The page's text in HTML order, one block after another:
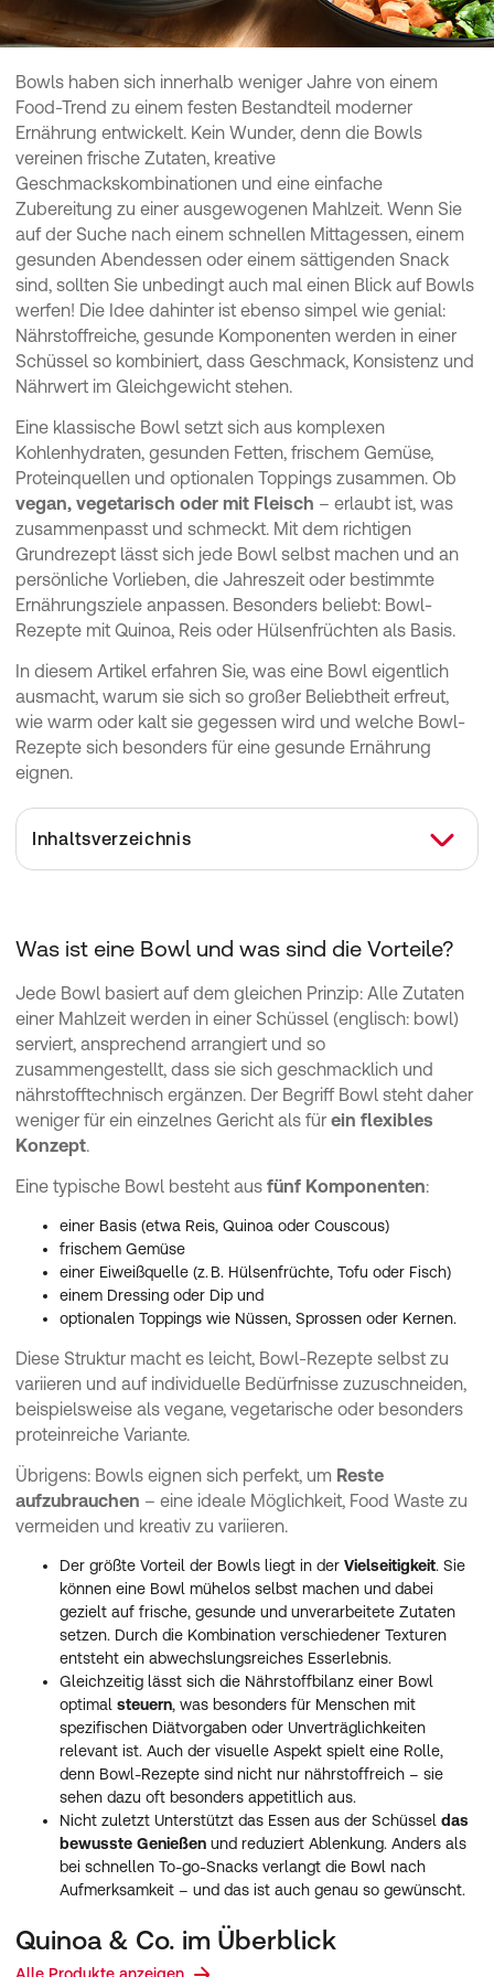
Bowls haben sich innerhalb weniger Jahre von einem
Food-Trend zu einem festen Bestandteil moderner
Ernährung entwickelt. Kein Wunder, denn die Bowls
vereinen frische Zutaten, kreative
Geschmackskombinationen und eine einfache
Zubereitung zu einer ausgewogenen Mahlzeit. Wenn Sie
auf der Suche nach einem schnellen Mittagessen, einem
gesunden Abendessen oder einem sättigenden Snack
sind, sollten Sie unbedingt auch mal einen Blick auf Bowls
werfen! Die Idee dahinter ist ebenso simpel wie genial:
Nährstoffreiche, gesunde Komponenten werden in einer
Schüssel so kombiniert, dass Geschmack, Konsistenz und
Nährwert im Gleichgewicht stehen.
Eine klassische Bowl setzt sich aus komplexen
Kohlenhydraten, gesunden Fetten, frischem Gemüse,
Proteinquellen und optionalen Toppings zusammen. Ob
vegan, vegetarisch oder mit Fleisch – erlaubt ist, was
zusammenpasst und schmeckt. Mit dem richtigen
Grundrezept lässt sich jede Bowl selbst machen und an
persönliche Vorlieben, die Jahreszeit oder bestimmte
Ernährungsziele anpassen. Besonders beliebt: Bowl-
Rezepte mit Quinoa, Reis oder Hülsenfrüchten als Basis.
In diesem Artikel erfahren Sie, was eine Bowl eigentlich
ausmacht, warum sie sich so großer Beliebtheit erfreut,
wie warm oder kalt sie gegessen wird und welche Bowl-
Rezepte sich besonders für eine gesunde Ernährung
eignen.
Inhaltsverzeichnis
Isst man Bowls kalt oder warm?
Bowls gesund zubereiten: Welche Bowl-Rezepte gibt es?
Was ist eine Bowl und was sind die Vorteile?
Jede Bowl basiert auf dem gleichen Prinzip: Alle Zutaten
einer Mahlzeit werden in einer Schüssel (englisch: bowl)
serviert, ansprechend arrangiert und so
zusammengestellt, dass sie sich geschmacklich und
nährstofftechnisch ergänzen. Der Begriff Bowl steht daher
weniger für ein einzelnes Gericht als für ein flexibles
Konzept.
Eine typische Bowl besteht aus fünf Komponenten:
einer Basis (etwa Reis, Quinoa oder Couscous)
frischem Gemüse
einer Eiweißquelle (z. B. Hülsenfrüchte, Tofu oder Fisch)
einem Dressing oder Dip und
optionalen Toppings wie Nüssen, Sprossen oder Kernen.
Diese Struktur macht es leicht, Bowl-Rezepte selbst zu
variieren und auf individuelle Bedürfnisse zuzuschneiden,
beispielsweise als vegane, vegetarische oder besonders
proteinreiche Variante.
Übrigens: Bowls eignen sich perfekt, um Reste
aufzubrauchen – eine ideale Möglichkeit, Food Waste zu
vermeiden und kreativ zu variieren.
Der größte Vorteil der Bowls liegt in der Vielseitigkeit. Sie
können eine Bowl mühelos selbst machen und dabei
gezielt auf frische, gesunde und unverarbeitete Zutaten
setzen. Durch die Kombination verschiedener Texturen
entsteht ein abwechslungsreiches Esserlebnis.
Gleichzeitig lässt sich die Nährstoffbilanz einer Bowl
optimal steuern, was besonders für Menschen mit
spezifischen Diätvorgaben oder Unverträglichkeiten
relevant ist. Auch der visuelle Aspekt spielt eine Rolle,
denn Bowl-Rezepte sind nicht nur nährstoffreich – sie
sehen dazu oft besonders appetitlich aus.
Nicht zuletzt Unterstützt das Essen aus der Schüssel das
bewusste Genießen und reduziert Ablenkung. Anders als
bei schnellen To-go-Snacks verlangt die Bowl nach
Aufmerksamkeit – und das ist auch genau so gewünscht.
Quinoa & Co. im Überblick